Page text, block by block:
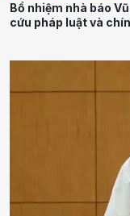
Bổ nhiệm nhà báo
cứu pháp luật và